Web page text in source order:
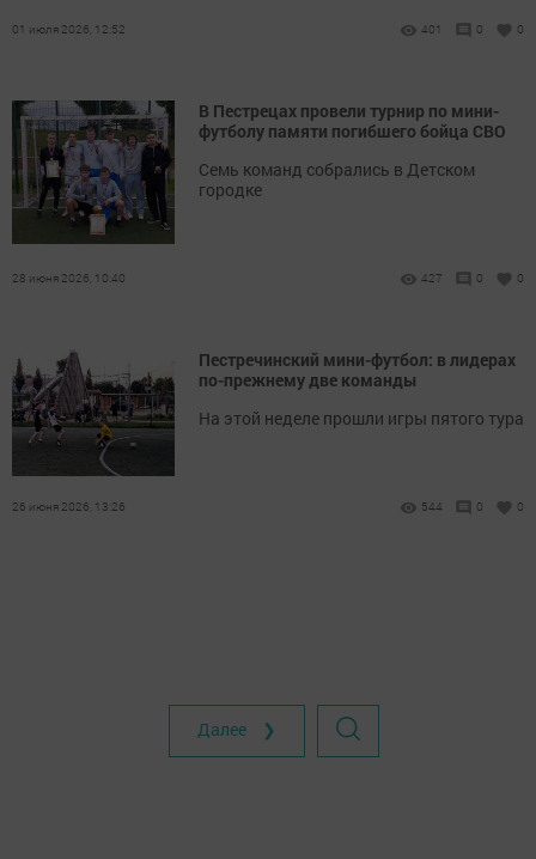
01 июля 2026, 12:52 401 0 0
В Пестрецах провели турнир по мини-
футболу памяти погибшего бойца СВО
Семь команд собрались в Детском
городке
28 июня 2026, 10:40 427 0 0
Пестречинский мини-футбол: в лидерах
по-прежнему две команды
На этой неделе прошли игры пятого тура
26 июня 2026, 13:26 544 0 0
Далее ❯